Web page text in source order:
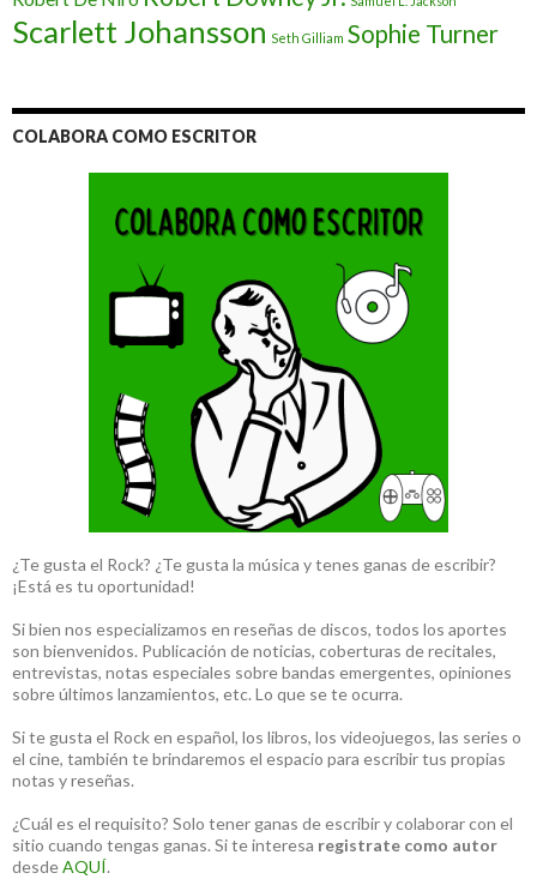
Scarlett Johansson Seth Gilliam Sophie Turner
COLABORA COMO ESCRITOR
¿Te gusta el Rock? ¿Te gusta la música y tenes ganas de escribir?
¡Está es tu oportunidad!
Si bien nos especializamos en reseñas de discos, todos los aportes
son bienvenidos. Publicación de noticias, coberturas de recitales,
entrevistas, notas especiales sobre bandas emergentes, opiniones
sobre últimos lanzamientos, etc. Lo que se te ocurra.
Si te gusta el Rock en español, los libros, los videojuegos, las series o
el cine, también te brindaremos el espacio para escribir tus propias
notas y reseñas.
¿Cuál es el requisito? Solo tener ganas de escribir y colaborar con el
sitio cuando tengas ganas. Si te interesa registrate como autor
desdeAQUÍ.